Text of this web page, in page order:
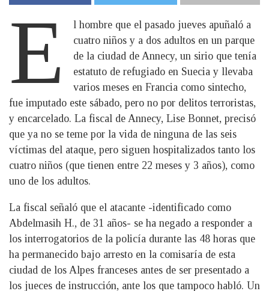
E
l hombre que el pasado jueves apuñaló a
cuatro niños y a dos adultos en un parque
de la ciudad de Annecy, un sirio que tenía
estatuto de refugiado en Suecia y llevaba
varios meses en Francia como sintecho,
fue imputado este sábado, pero no por delitos terroristas,
y encarcelado. La fiscal de Annecy, Lise Bonnet, precisó
que ya no se teme por la vida de ninguna de las seis
víctimas del ataque, pero siguen hospitalizados tanto los
cuatro niños (que tienen entre 22 meses y 3 años), como
uno de los adultos.
La fiscal señaló que el atacante -identificado como
Abdelmasih H., de 31 años- se ha negado a responder a
los interrogatorios de la policía durante las 48 horas que
ha permanecido bajo arresto en la comisaría de esta
ciudad de los Alpes franceses antes de ser presentado a
los jueces de instrucción, ante los que tampoco habló. Un